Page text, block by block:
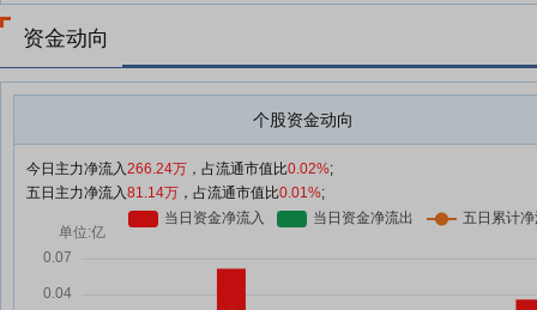
资金动向
个股资金动向
今日主力净流入266.24万 ，占流通市值比0.02%;
五日主力净流入81.14万 ，占流通市值比0.01%;